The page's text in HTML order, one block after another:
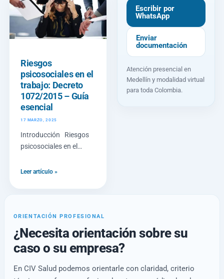
Riesgos
psicosociales en el
trabajo: Decreto
1072/2015 – Guía
esencial
17 MARZO, 2025
Introducción Riesgos
psicosociales en el
1072/2015, son un
Leer artículo »
Escribir por
WhatsApp
Enviar
documentación
Atención presencial en
Medellín y modalidad virtual
para toda Colombia.
ORIENTACIÓN PROFESIONAL
¿Necesita orientación sobre su
caso o su empresa?
En CIV Salud podemos orientarle con claridad, criterio